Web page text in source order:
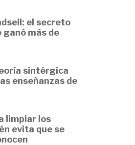
el secreto
ganó más de
sintérgica
enseñanzas de
limpiar los
evita que se